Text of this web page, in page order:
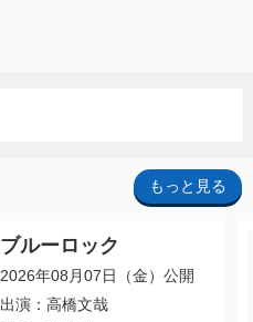
もっと見る
ブルーロック
2026年08月07日（金）公開
出演：高橋文哉